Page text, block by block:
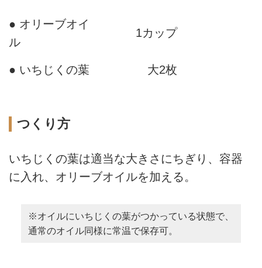
● オリーブオイ
ル
1カップ
● いちじくの葉 大2枚
つくり方
いちじくの葉は適当な大きさにちぎり、容器
に入れ、オリーブオイルを加える。
※オイルにいちじくの葉がつかっている状態で、
通常のオイル同様に常温で保存可。